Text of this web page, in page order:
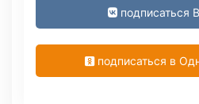
подписаться
подписаться в